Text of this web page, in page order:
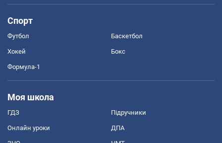
Спорт
Футбол Баскетбол
Хокей Бокс
Формула-1
Моя школа
ГДЗ Підручники
Онлайн уроки ДПА